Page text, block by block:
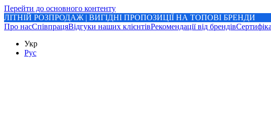
Перейти до основного контенту
ЛІТНІЙ РОЗПРОДАЖ | ВИГІДНІ ПРОПОЗИЦІЇ НА ТОПОВІ БРЕНДИ
Про насСпівпрацяВідгуки наших клієнтівРекомендації від брендів
Укр
Рус